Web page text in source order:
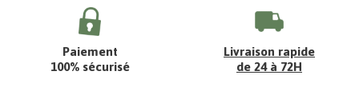
Paiement
100% sécurisé
Livraison rapide
de 24 à 72H